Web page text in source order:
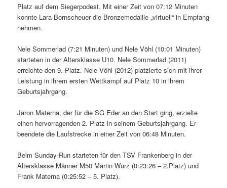
Platz auf dem Siegerpodest. Mit einer Zeit von 07:12 Minuten
konnte Lara Bornscheuer die Bronzemedaille „virtuell“ in Empfang
nehmen.
Nele Sommerlad (7:21 Minuten) und Nele Vöhl (10:01 Minuten)
starteten in der Altersklasse U10. Nele Sommerlad (2011)
erreichte den 9. Platz. Nele Vöhl (2012) platzierte sich mit ihrer
Leistung in ihrem ersten Wettkampf auf Platz 10 in ihrem
Geburtsjahrgang.
Jaron Materna, der für die SG Eder an den Start ging, erzielte
einen hervorragenden 2. Platz in seinem Geburtsjahrgang. Er
beendete die Laufstrecke in einer Zeit von 06:48 Minuten.
Beim Sunday-Run starteten für den TSV Frankenberg in der
Altersklasse Männer M50 Martin Würz (0:23:26 – 2.Platz) und
Frank Materna (0:25:52 – 5. Platz).